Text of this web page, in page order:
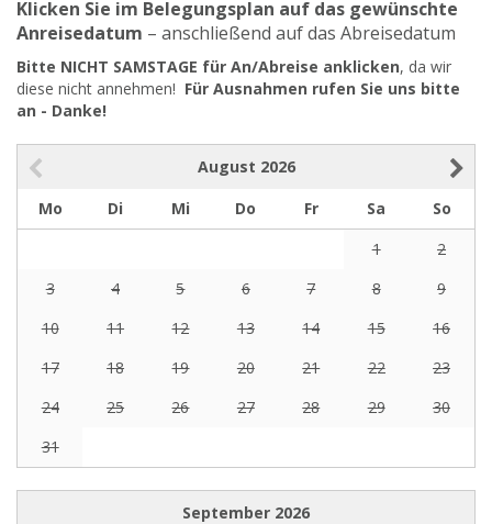
Klicken Sie im Belegungsplan auf das gewünschte
Anreisedatum – anschließend auf das Abreisedatum
Bitte NICHT SAMSTAGE für An/Abreise anklicken, da wir
diese nicht annehmen! Für Ausnahmen rufen Sie uns bitte
an - Danke!
August 2026
Mo
Di Mi Do Fr Sa
So
1
2
3
4 5 6 7 8
9
10
11 12 13 14 15
16
17
18 19 20 21 22
23
24
25 26 27 28 29
30
31
September 2026